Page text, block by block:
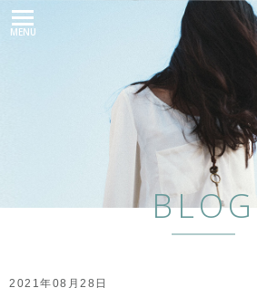
MENU
BLOG
2021年08月28日